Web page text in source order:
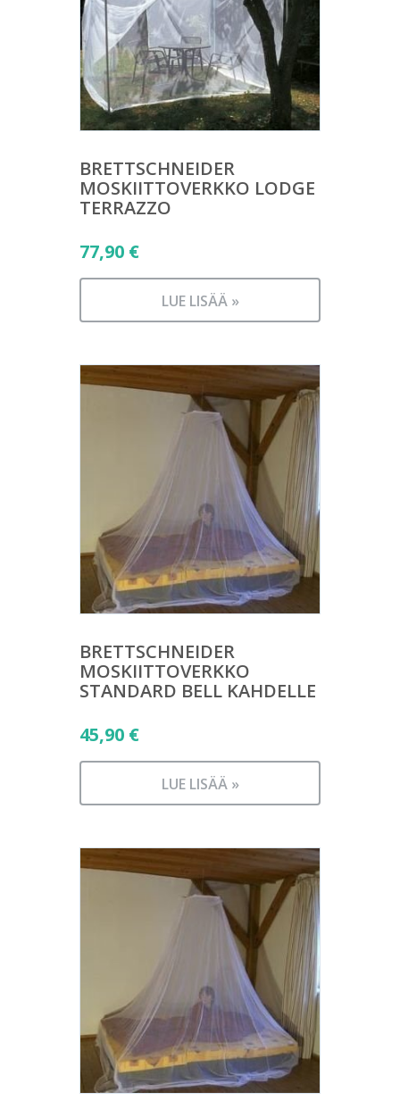
BRETTSCHNEIDER
MOSKIITTOVERKKO LODGE
TERRAZZO
77,90 €
LUE LISÄÄ »
BRETTSCHNEIDER
MOSKIITTOVERKKO
STANDARD BELL KAHDELLE
45,90 €
LUE LISÄÄ »